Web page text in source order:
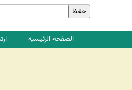
الصفحه الرئیسیه